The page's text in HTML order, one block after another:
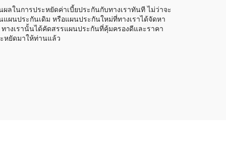
ผลในการประหยัดค่าเบี้ยประกันกับทางเราทันที ไม่ว่าจะ
แผนประกันเดิม หรือแผนประกันใหม่ที่ทางเราได้จัดหา
ทางเรานั้นได้คัดสรรแผนประกันที่คุ้มครองดีและราคา
หยัดมาให้ท่านแล้ว